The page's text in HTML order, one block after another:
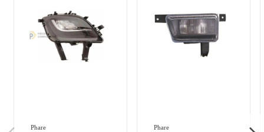
Phare Phare